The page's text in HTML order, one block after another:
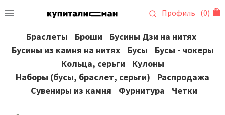
Профиль (0)
Браслеты Броши
Бусины Дзи на нитях
Бусины из камня на нитях
Бусы
Бусы - чокеры
Кольца, серьги
Кулоны
Наборы (бусы, браслет, серьги)
Распродажа
Сувениры из камня
Фурнитура Четки